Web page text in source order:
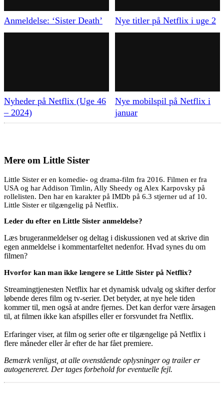
Anmeldelse: ‘Sister Death’ Nye titler på Netflix i uge 2
Nyheder på Netflix (Uge 46
– 2024)
Nye mobilspil på Netflix i
januar
Mere om Little Sister
Little Sister er en komedie- og drama-film fra 2016. Filmen er fra
USA og har Addison Timlin, Ally Sheedy og Alex Karpovsky på
rollelisten. Den har en karakter på IMDb på 6.3 stjerner ud af 10.
Little Sister er tilgængelig på Netflix.
Leder du efter en Little Sister anmeldelse?
Læs brugeranmeldelser og deltag i diskussionen ved at skrive din
egen anmeldelse i kommentarfeltet nedenfor. Hvad synes du om
filmen?
Hvorfor kan man ikke længere se Little Sister på Netflix?
Streamingtjenesten Netflix har et dynamisk udvalg og skifter derfor
løbende deres film og tv-serier. Det betyder, at nye hele tiden
kommer til, men også at andre fjernes. Det kan derfor være årsagen
til, at filmen ikke kan afspilles eller er forsvundet fra Netflix.
Erfaringer viser, at film og serier ofte er tilgængelige på Netflix i
flere måneder eller år efter de har fået premiere.
Bemærk venligst, at alle ovenstående oplysninger og trailer er
autogenereret. Der tages forbehold for eventuelle fejl.